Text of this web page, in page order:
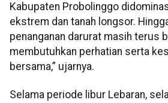
Kabupaten Probolinggo
ekstrem dan tanah longsor.
penanganan darurat masih terus
membutuhkan perhatian serta
bersama,” ujarnya.
Selama periode libur Lebaran,